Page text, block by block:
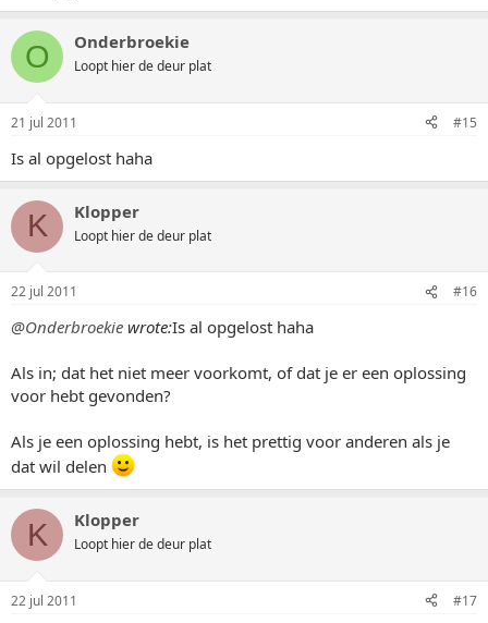
O Onderbroekie
Loopt hier de deur plat
21 jul 2011 #15
Is al opgelost haha
K Klopper
Loopt hier de deur plat
22 jul 2011 #16
@Onderbroekie wrote:Is al opgelost haha
Als in; dat het niet meer voorkomt, of dat je er een oplossing
voor hebt gevonden?
Als je een oplossing hebt, is het prettig voor anderen als je
dat wil delen
K Klopper
Loopt hier de deur plat
22 jul 2011 #17